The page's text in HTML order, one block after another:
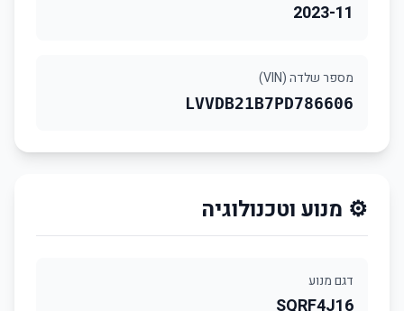
2023-11
מספר שלדה (VIN)
LVVDB21B7PD786606
⚙️ מנוע וטכנולוגיה
דגם מנוע
SQRF4J16